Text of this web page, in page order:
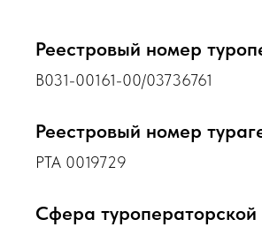
Реестровый номер
В031-00161-00/03736761
Реестровый номер
РТА 0019729
Сфера туроператорской